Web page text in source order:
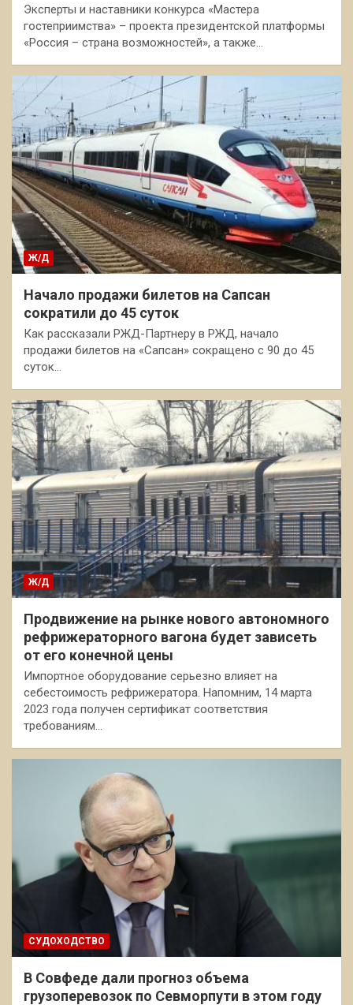
Эксперты и наставники конкурса «Мастера
гостеприимства» – проекта президентской платформы
«Россия – страна возможностей», а также…
Ж/Д
Начало продажи билетов на Сапсан
сократили до 45 суток
Как рассказали РЖД-Партнеру в РЖД, начало
продажи билетов на «Сапсан» сокращено с 90 до 45
суток…
Ж/Д
Продвижение на рынке нового автономного
рефрижераторного вагона будет зависеть
от его конечной цены
Импортное оборудование серьезно влияет на
себестоимость рефрижератора. Напомним, 14 марта
2023 года получен сертификат соответствия
требованиям…
СУДОХОДСТВО
В Совфеде дали прогноз объема
грузоперевозок по Севморпути в этом году